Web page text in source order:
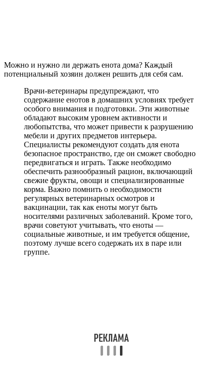
Можно и нужно ли держать енота дома? Каждый
потенциальный хозяин должен решить для себя сам.
Врачи-ветеринары предупреждают, что
содержание енотов в домашних условиях требует
особого внимания и подготовки. Эти животные
обладают высоким уровнем активности и
любопытства, что может привести к разрушению
мебели и других предметов интерьера.
Специалисты рекомендуют создать для енота
безопасное пространство, где он сможет свободно
передвигаться и играть. Также необходимо
обеспечить разнообразный рацион, включающий
свежие фрукты, овощи и специализированные
корма. Важно помнить о необходимости
регулярных ветеринарных осмотров и
вакцинации, так как еноты могут быть
носителями различных заболеваний. Кроме того,
врачи советуют учитывать, что еноты —
социальные животные, и им требуется общение,
поэтому лучше всего содержать их в паре или
группе.